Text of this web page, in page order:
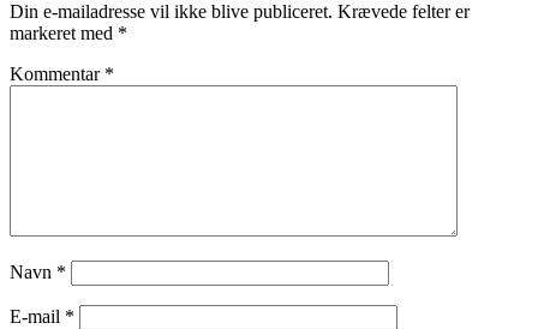
Din e-mailadresse vil ikke blive publiceret. Krævede felter er
markeret med *
Kommentar *
Navn *
E-mail *